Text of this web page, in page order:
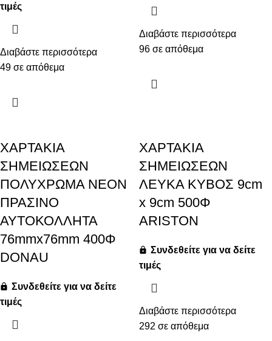
τιμές
Διαβάστε περισσότερα
49 σε απόθεμα
Διαβάστε περισσότερα
96 σε απόθεμα
ΧΑΡΤΑΚΙΑ
ΣΗΜΕΙΩΣΕΩΝ
ΠΟΛΥΧΡΩΜΑ ΝΕΟΝ
ΠΡΑΣΙΝΟ
ΑΥΤΟΚΟΛΛΗΤΑ
76mmx76mm 400Φ
DONAU
Συνδεθείτε για να δείτε
τιμές
ΧΑΡΤΑΚΙΑ
ΣΗΜΕΙΩΣΕΩΝ
ΛΕΥΚΑ ΚΥΒΟΣ 9cm
x 9cm 500Φ
ARISTON
Συνδεθείτε για να δείτε
τιμές
Διαβάστε περισσότερα
292 σε απόθεμα